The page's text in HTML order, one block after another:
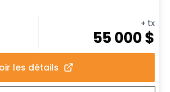
+ tx
55 000$
les détails